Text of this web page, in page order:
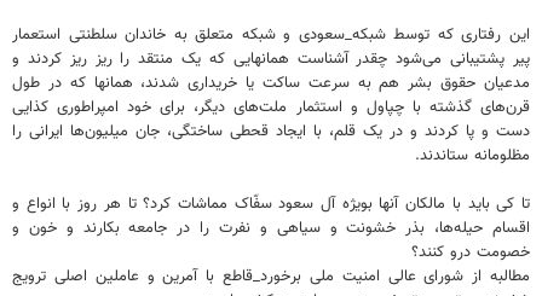
این رفتاری که توسط شبکه_سعودی و شبکه متعلق به خاندان سلطنتی استعمار
پیر پشتیبانی می‌شود چقدر آشناست همانهایی که یک منتقد را ریز ریز کردند و
مدعیان حقوق بشر هم به سرعت ساکت یا خریداری شدند، همانها که در طول
قرن‌های گذشته با چپاول و استثمار ملت‌های دیگر، برای خود امپراطوری کذایی
دست و پا کردند و در یک قلم، با ایجاد قحطی ساختگی، جان میلیون‌ها ایرانی را
مظلومانه ستاندند.
تا کی باید با مالکان آنها بویژه آل سعود سفّاک مماشات کرد؟ تا هر روز با انواع و
اقسام حیله‌ها، بذر خشونت و سیاهی و نفرت را در جامعه بکارند و خون و
خصومت درو کنند؟
مطالبه از شورای عالی امنیت ملی برخورد_قاطع با آمرین و عاملین اصلی ترویج